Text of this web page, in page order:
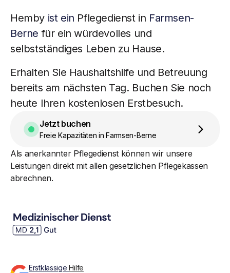
Hemby ist ein Pflegedienst in Farmsen-
Berne für ein würdevolles und
selbstständiges Leben zu Hause.
Erhalten Sie Haushaltshilfe und Betreuung
bereits am nächsten Tag. Buchen Sie noch
heute Ihren kostenlosen Erstbesuch.
Jetzt buchen
Freie Kapazitäten in Farmsen-Berne
Als anerkannter Pflegedienst können wir unsere
Leistungen direkt mit allen gesetzlichen Pflegekassen
abrechnen.
ErstklassigeHilfe